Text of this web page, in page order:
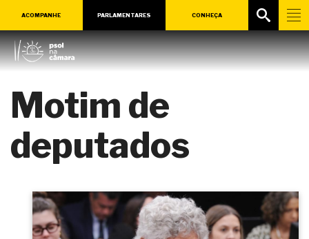
ACOMPANHE PARLAMENTARES CONHEÇA
Motim de
deputados